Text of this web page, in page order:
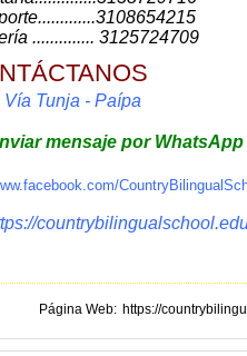
.............. 3125724709
Vía Tunja - Paípa
mensaje por WhatsApp
Página Web https://